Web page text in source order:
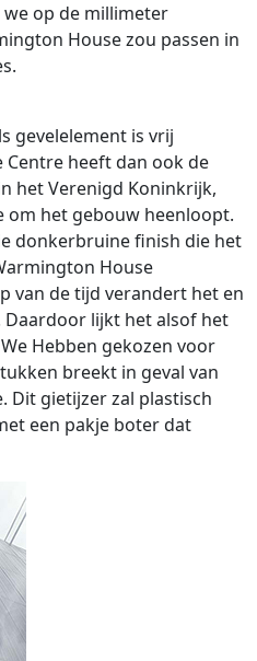
op de millimeter
House zou passen in
gevelelement is vrij
Centre heeft dan ook de
het Verenigd Koninkrijk,
om het gebouw heenloopt.
donkerbruine finish die het
House
van de tijd verandert het en
lijkt het alsof het
Hebben gekozen voor
breekt in geval van
Dit gietijzer zal plastisch
een pakje boter dat